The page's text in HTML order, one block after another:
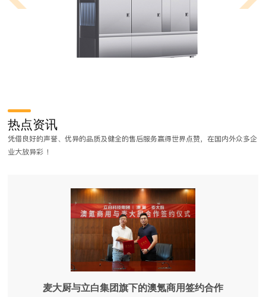
多餐厅都是以连锁餐饮店形式出现的，
品的质量上都有了较为统一的保证，从
好的品质离不开好的厨房，那在连锁餐
？我们一起来看看吧。
厨房设备清单有哪些呢？小编已为
热点资讯
凭借良好的声誉、优异的品质及健全的售后服务赢得世界点赞，在国内外众多企
业大放异彩 ！
麦大厨与立白集团旗下的澳氪商用签约合作